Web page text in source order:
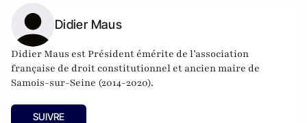
Didier Maus
Didier Maus est Président émérite de l’association
française de droit constitutionnel et ancien maire de
Samois-sur-Seine (2014-2020).
SUIVRE